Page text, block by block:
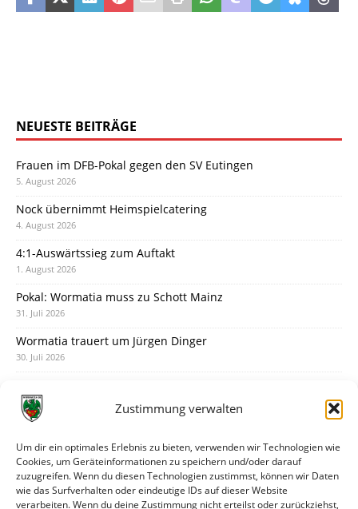
Zustimmung verwalten
Um dir ein optimales Erlebnis zu bieten, verwenden wir Technologien wie
Cookies, um Geräteinformationen zu speichern und/oder darauf
zuzugreifen. Wenn du diesen Technologien zustimmst, können wir Daten
wie das Surfverhalten oder eindeutige IDs auf dieser Website
verarbeiten. Wenn du deine Zustimmung nicht erteilst oder zurückziehst,
NEUESTE BEITRÄGE
Frauen im DFB-Pokal gegen den SV Eutingen
5. August 2026
Nock übernimmt Heimspielcatering
4. August 2026
4:1-Auswärtssieg zum Auftakt
1. August 2026
Pokal: Wormatia muss zu Schott Mainz
31. Juli 2026
Wormatia trauert um Jürgen Dinger
30. Juli 2026
28. Juli 2026
28. Juli 2026
Neue Podcast-Folge: So tickt Björn!
27. Juli 2026